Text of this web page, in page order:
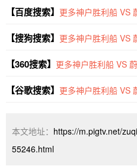
【百度搜索】 更多神户胜利船 VS
【搜狗搜索】 更多神户胜利船 VS
【360搜索】 更多神户胜利船 VS
【谷歌搜索】 更多神户胜利船 VS
本文地址： https://m.pigtv.net/
55246.html